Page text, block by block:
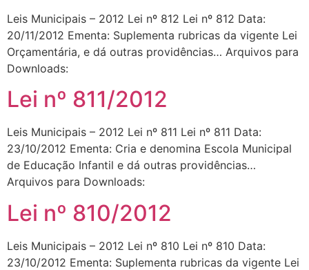
Leis Municipais – 2012 Lei nº 812 Lei nº 812 Data:
20/11/2012 Ementa: Suplementa rubricas da vigente Lei
Orçamentária, e dá outras providências… Arquivos para
Downloads:
Lei nº 811/2012
Leis Municipais – 2012 Lei nº 811 Lei nº 811 Data:
23/10/2012 Ementa: Cria e denomina Escola Municipal
de Educação Infantil e dá outras providências…
Arquivos para Downloads:
Lei nº 810/2012
Leis Municipais – 2012 Lei nº 810 Lei nº 810 Data:
23/10/2012 Ementa: Suplementa rubricas da vigente Lei